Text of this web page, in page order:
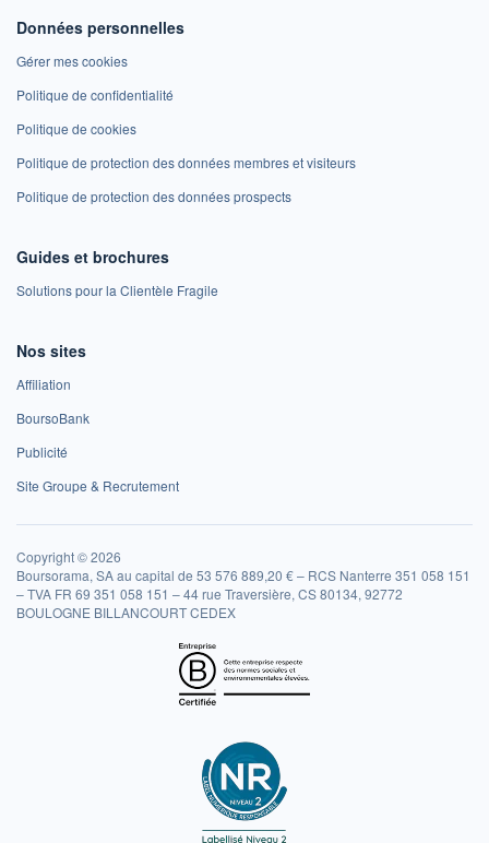
Données personnelles
Gérer mes cookies
Politique de confidentialité
Politique de cookies
Politique de protection des données membres et visiteurs
Politique de protection des données prospects
Guides et brochures
Solutions pour la Clientèle Fragile
Nos sites
Affiliation
BoursoBank
Publicité
Site Groupe & Recrutement
Copyright © 2026
Boursorama, SA au capital de 53 576 889,20 € – RCS Nanterre 351 058 151
– TVA FR 69 351 058 151 – 44 rue Traversière, CS 80134, 92772
BOULOGNE BILLANCOURT CEDEX